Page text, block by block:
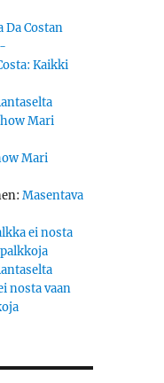
Costan
Kaikki
Mari
Mari
:Masentava
ei nosta
nosta vaan